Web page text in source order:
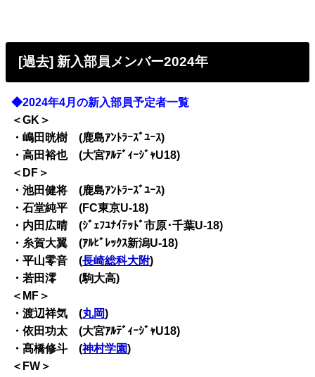
[過去] 新入部員メンバー2024年
◆2024年4月の新入部員予定者一覧
＜GK＞
・嶋田晄樹 (鹿島ｱﾝﾄﾗｰｽﾞﾕｰｽ)
・高田裕也 (大宮ｱﾙﾃﾞｨｰｼﾞｬU18)
＜DF＞
・池田健将 (鹿島ｱﾝﾄﾗｰｽﾞﾕｰｽ)
・石堂純平 (FC東京U-18)
・内田広晴 (ｼﾞｪﾌﾕﾅｲﾃｯﾄﾞ市原･千葉U-18)
・糸賀大翼 (ｱﾙﾋﾞﾚｯｸｽ新潟U-18)
・平山零音 (長崎総科大附)
・若田澪 (駒大高)
＜MF＞
・渡辺祥気 (丸岡)
・依田功太 (大宮ｱﾙﾃﾞｨｰｼﾞｬU18)
・髙橋修斗 (神村学園)
＜FW＞